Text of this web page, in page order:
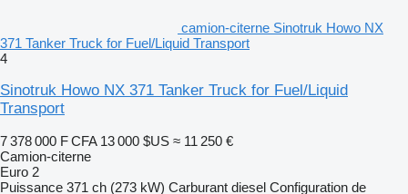
camion-citerne Sinotruk Howo NX
371 Tanker Truck for Fuel/Liquid Transport
4
Sinotruk Howo NX 371 Tanker Truck for Fuel/Liquid
Transport
7 378 000 F CFA 13 000 $US ≈ 11 250 €
Camion-citerne
Euro 2
Puissance 371 ch (273 kW) Carburant diesel Configuration de